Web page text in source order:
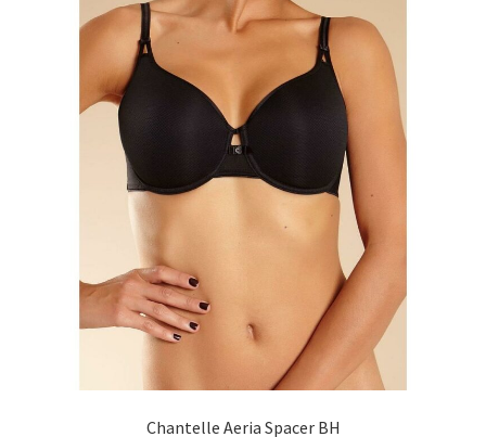
Termini e condizioni generali
Warenkorb
Widerrufsbelehrung und -formular
Chantelle Aeria Spacer BH